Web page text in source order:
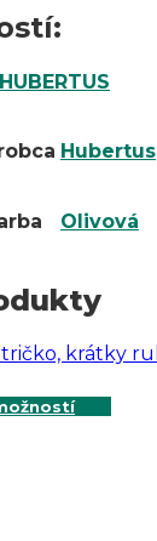
Hubertus
Olivová